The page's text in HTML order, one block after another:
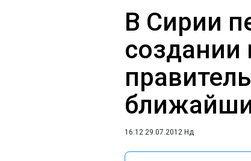
В Сирии
создании
16:12 29.07.2012 Нд